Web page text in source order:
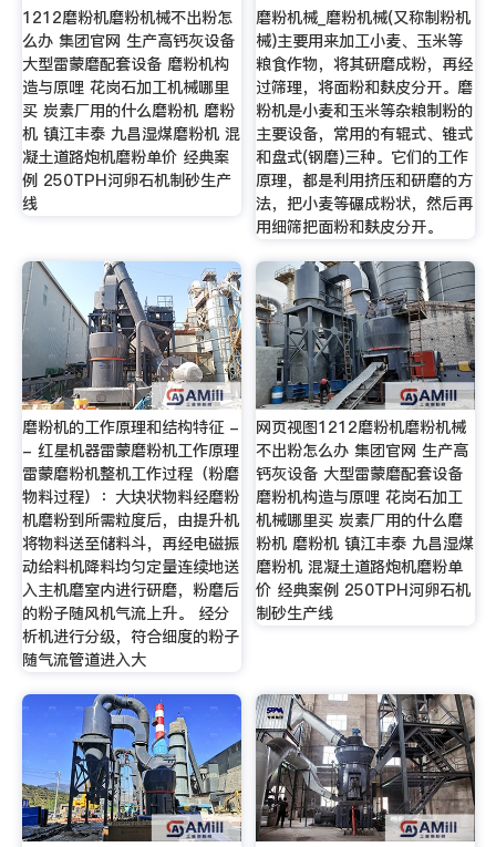
1212磨粉机磨粉机械不出粉怎
么办 集团官网 生产高钙灰设备
大型雷蒙磨配套设备 磨粉机构
造与原哩 花岗石加工机械哪里
买 炭素厂用的什么磨粉机 磨粉
机 镇江丰泰 九昌湿煤磨粉机 混
凝土道路炮机磨粉单价 经典案
例 250TPH河卵石机制砂生产
线
磨粉机械_磨粉机械(又称制粉机
械)主要用来加工小麦、玉米等
粮食作物，将其研磨成粉，再经
过筛理，将面粉和麸皮分开。磨
粉机是小麦和玉米等杂粮制粉的
主要设备，常用的有辊式、锥式
和盘式(钢磨)三种。它们的工作
原理，都是利用挤压和研磨的方
法，把小麦等碾成粉状，然后再
用细筛把面粉和麸皮分开。
磨粉机的工作原理和结构特征 -
- 红星机器雷蒙磨粉机工作原理
雷蒙磨粉机整机工作过程（粉磨
物料过程）：大块状物料经磨粉
机磨粉到所需粒度后，由提升机
将物料送至储料斗，再经电磁振
动给料机降料均匀定量连续地送
入主机磨室内进行研磨，粉磨后
的粉子随风机气流上升。 经分
析机进行分级，符合细度的粉子
随气流管道进入大
网页视图1212磨粉机磨粉机械
不出粉怎么办 集团官网 生产高
钙灰设备 大型雷蒙磨配套设备
磨粉机构造与原哩 花岗石加工
机械哪里买 炭素厂用的什么磨
粉机 磨粉机 镇江丰泰 九昌湿煤
磨粉机 混凝土道路炮机磨粉单
价 经典案例 250TPH河卵石机
制砂生产线